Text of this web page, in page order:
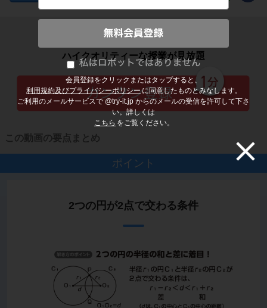
会員登録をクリックまたはタップすると、
利用規約及びプライバシーポリシー に同意したものとみなします。
ご利用のメールサービスで @try-it.jp からのメールの受信を許可して下さ
い。詳しくは
こちら をご覧ください。
子どもの勉強から大人の学び直しまで
ハイクオリティーな授業が見放題
この動画の要点まとめ
ポイント
2つの円が2点で交わる条件